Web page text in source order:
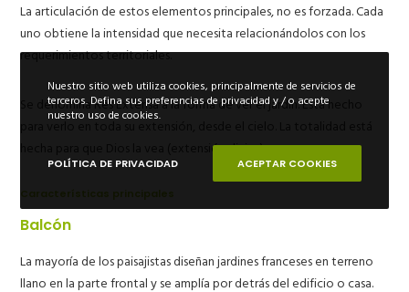
La articulaciónde estos elementos principales, no es forzada. Cada
uno obtiene la intensidad que necesita relacionándolos con los
requerimientos territoriales.
Se denomina Res Extensa a la forma de ver el jardín. Está hecho
hecha para que Dios la vea (extensión divina).
Características principales
Balcón
La mayoría de lospaisajistas diseñan jardines francesesen terreno
llano en la parte frontal y se amplía por detrás del edificio o casa.
Nuestro sitio web utiliza cookies, principalmente de servicios de
terceros. Defina sus preferencias de privacidad y / o acepte
nuestro uso de cookies.
POLÍTICA DE PRIVACIDAD ACEPTAR COOKIES